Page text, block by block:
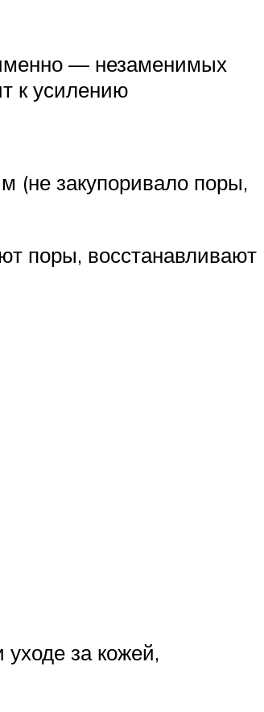
— незаменимых
к усилению
(не закупоривало поры,
поры, восстанавливают
за кожей,